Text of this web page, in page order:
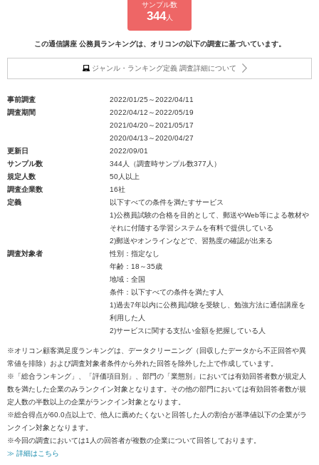
サンプル数
344人
この通信講座 公務員ランキングは、オリコンの以下の調査に基づいています。
ジャンル・ランキング定義 調査詳細について
事前調査
2022/01/25～2022/04/11
調査期間
2022/04/12～2022/05/19
2021/04/20～2021/05/17
2020/04/13～2020/04/27
更新日
2022/09/01
サンプル数
344人（調査時サンプル数377人）
規定人数
50人以上
調査企業数
16社
定義
以下すべての条件を満たすサービス
1)公務員試験の合格を目的として、郵送やWeb等による教材や
それに付随する学習システムを有料で提供している
2)郵送やオンラインなどで、習熟度の確認が出来る
調査対象者
性別：指定なし
年齢：18～35歳
地域：全国
条件：以下すべての条件を満たす人
1)過去7年以内に公務員試験を受験し、勉強方法に通信講座を
利用した人
2)サービスに関する支払い金額を把握している人
※オリコン顧客満足度ランキングは、データクリーニング（回収したデータから不正回答や異
常値を排除）および調査対象者条件から外れた回答を除外した上で作成しています。
※「総合ランキング」、「評価項目別」、部門の「業態別」においては有効回答者数が規定人
数を満たした企業のみランクイン対象となります。その他の部門においては有効回答者数が規
定人数の半数以上の企業がランクイン対象となります。
※総合得点が60.0点以上で、他人に薦めたくないと回答した人の割合が基準値以下の企業がラ
ンクイン対象となります。
※今回の調査においては1人の回答者が複数の企業について回答しております。
≫ 詳細はこちら